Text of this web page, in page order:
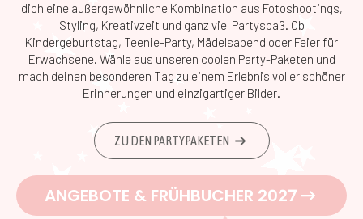
dich eine außergewöhnliche Kombination aus Fotoshootings,
Styling, Kreativzeit und ganz viel Partyspaß. Ob
Kindergeburtstag, Teenie-Party, Mädelsabend oder Feier für
Erwachsene. Wähle aus unseren coolen Party-Paketen und
mach deinen besonderen Tag zu einem Erlebnis voller schöner
Erinnerungen und einzigartiger Bilder.
ZU DEN PARTYPAKETEN
ANGEBOTE & FRÜHBUCHER 2027